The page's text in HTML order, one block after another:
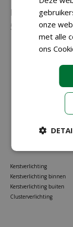
Neem gerust
5581528of
Kerstverlichting
Kerstverlichting binnen
Kerstverlichting buiten
Clusterverlichting
onze
met alle
ons